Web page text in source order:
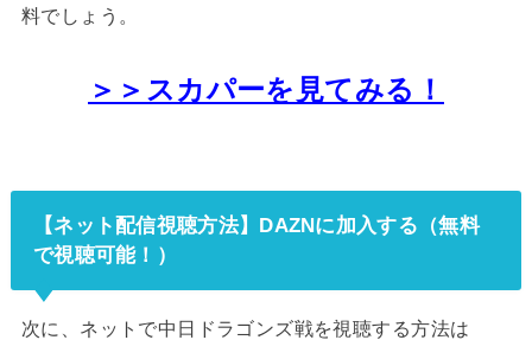
料でしょう。
＞＞スカパーを見てみる！
【ネット配信視聴方法】DAZNに加入する（無料
で視聴可能！）
次に、ネットで中日ドラゴンズ戦を視聴する方法は